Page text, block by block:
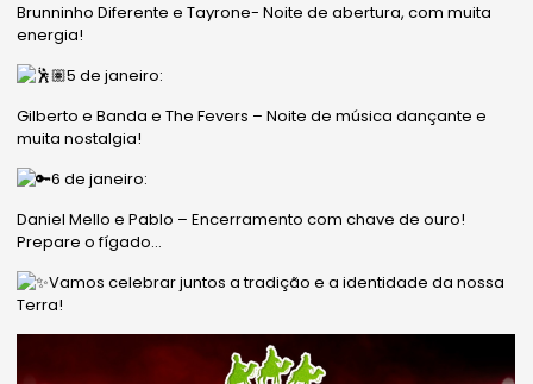
Brunninho Diferente e Tayrone- Noite de abertura, com muita
energia!
5 de janeiro:
Gilberto e Banda e The Fevers – Noite de música dançante e
muita nostalgia!
6 de janeiro:
Daniel Mello e Pablo – Encerramento com chave de ouro!
Prepare o fígado…
Vamos celebrar juntos a tradição e a identidade da nossa
Terra!